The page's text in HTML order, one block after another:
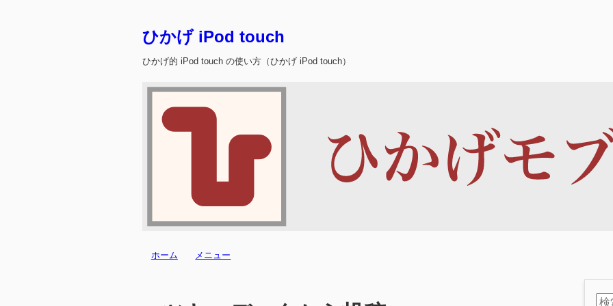
ひかげ iPod touch
ひかげ的 iPod touch の使い方（ひかげ iPod touch）
ホーム メニュー